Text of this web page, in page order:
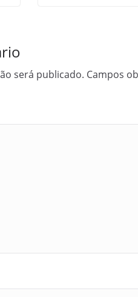
será publicado. Campos